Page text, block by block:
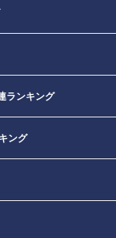
ランキング
ング